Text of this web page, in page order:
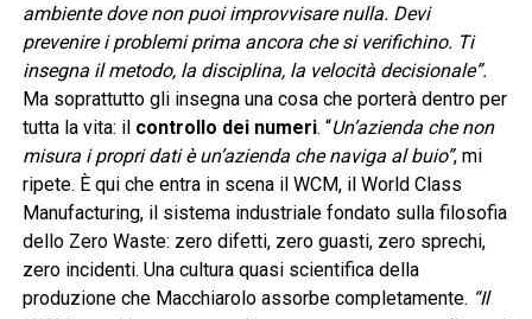
ambiente dove non puoi improvvisare nulla. Devi
prevenire i problemi prima ancora che si verifichino. Ti
insegna il metodo, la disciplina, la velocità decisionale”.
Ma soprattutto gli insegna una cosa che porterà dentro per
tutta la vita: il controllo dei numeri. “Un’azienda che non
misura i propri dati è un’azienda che naviga al buio”, mi
ripete. È qui che entra in scena il WCM, il World Class
Manufacturing, il sistema industriale fondato sulla filosofia
dello Zero Waste: zero difetti, zero guasti, zero sprechi,
zero incidenti. Una cultura quasi scientifica della
produzione che Macchiarolo assorbe completamente. “Il